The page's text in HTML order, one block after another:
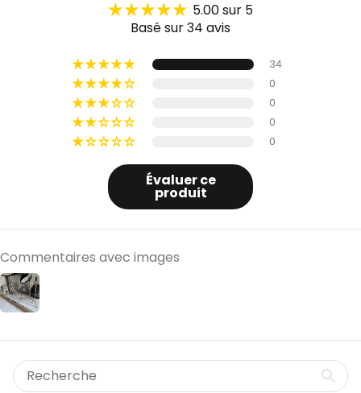
5.00 sur 5
Basé sur 34 avis
34
0
0
0
0
Évaluer ce
produit
Commentaires avec images